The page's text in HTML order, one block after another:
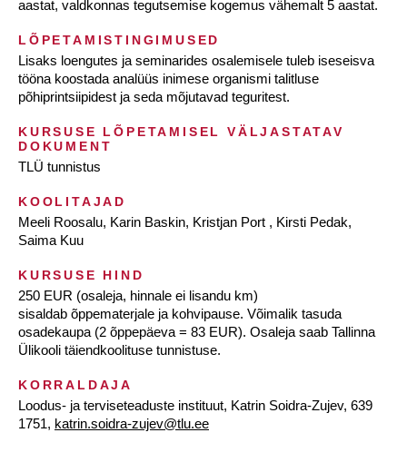
aastat, valdkonnas tegutsemise kogemus vähemalt 5 aastat.
LÕPETAMISTINGIMUSED
Lisaks loengutes ja seminarides osalemisele tuleb iseseisva
tööna koostada analüüs inimese organismi talitluse
põhiprintsiipidest ja seda mõjutavad teguritest.
KURSUSE LÕPETAMISEL VÄLJASTATAV
DOKUMENT
TLÜ tunnistus
KOOLITAJAD
Meeli Roosalu, Karin Baskin, Kristjan Port , Kirsti Pedak,
Saima Kuu
KURSUSE HIND
250 EUR (osaleja, hinnale ei lisandu km)
sisaldab õppematerjale ja kohvipause. Võimalik tasuda
osadekaupa (2 õppepäeva = 83 EUR). Osaleja saab Tallinna
Ülikooli täiendkoolituse tunnistuse.
KORRALDAJA
Loodus- ja terviseteaduste instituut, Katrin Soidra-Zujev, 639
1751, katrin.soidra-zujev@tlu.ee